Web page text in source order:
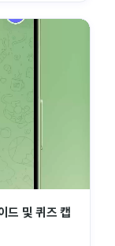
드 및 퀴즈 캡